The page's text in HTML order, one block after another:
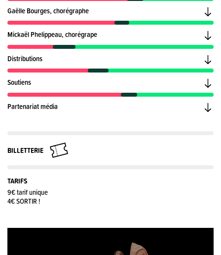
Gaëlle Bourges, chorégraphe
Mickaël Phelippeau, chorégrape
Distributions
Soutiens
Partenariat média
BILLETTERIE
TARIFS
9€ tarif unique
4€ SORTIR !